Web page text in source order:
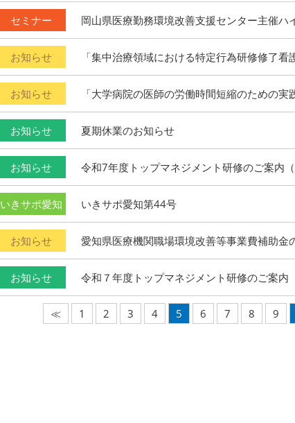
セミナー 岡山県医療勤務環境改善支援センター主催ハ
お知らせ 「集中治療領域における特定行為研修修了
お知らせ 「大学病院の医師の労働時間短縮のための
お知らせ 夏期休業のお知らせ
お知らせ 令和7年度トップマネジメント研修のご案内（
いきサポ愛知 いきサポ愛知第44号
お知らせ 愛知県医療機関職場環境改善等事業費補助金
お知らせ 令和７年度トップマネジメント研修のご案内
≪ 1 2 3 4 5 6 7 8 9